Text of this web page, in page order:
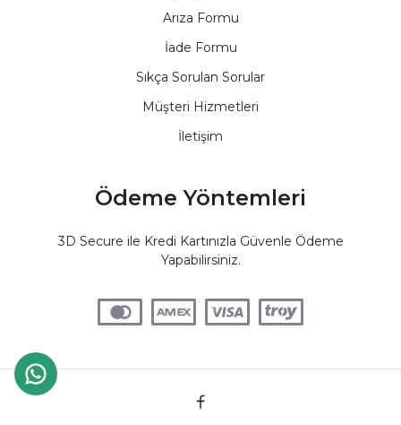
Arıza Formu
İade Formu
Sıkça Sorulan Sorular
Müşteri Hizmetleri
İletişim
Ödeme Yöntemleri
3D Secure ile Kredi Kartınızla Güvenle Ödeme
Yapabilirsiniz.